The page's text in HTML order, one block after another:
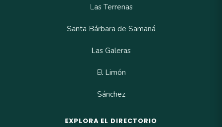
Las Terrenas
Santa Bárbara de Samaná
Las Galeras
El Limón
Sánchez
EXPLORA EL DIRECTORIO